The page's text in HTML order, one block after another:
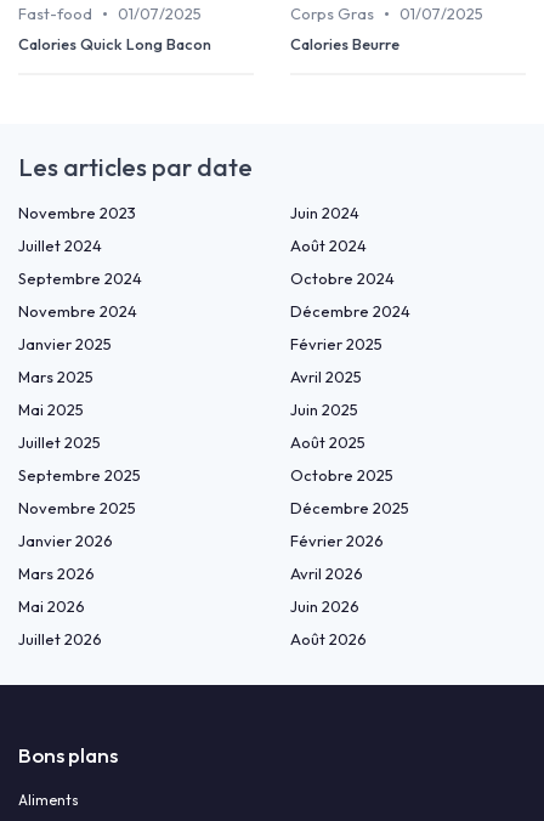
Fast-food •
01/07/2025
Calories Quick Long Bacon
Corps Gras •
01/07/2025
Calories Beurre
Les articles par date
Novembre 2023
Juin 2024
Juillet 2024
Août 2024
Septembre 2024
Octobre 2024
Novembre 2024
Décembre 2024
Janvier 2025
Février 2025
Mars 2025
Avril 2025
Mai 2025
Juin 2025
Juillet 2025
Août 2025
Septembre 2025
Octobre 2025
Novembre 2025
Décembre 2025
Janvier 2026
Février 2026
Mars 2026
Avril 2026
Mai 2026
Juin 2026
Juillet 2026
Août 2026
Bons plans
Aliments